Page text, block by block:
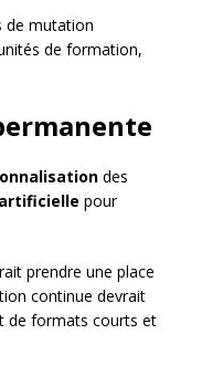
de mutation
de formation,
des
pour
prendre une place
continue devrait
de formats courts et